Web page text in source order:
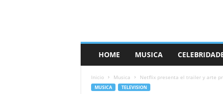
a
HOME MUSICA
Inicio Musica Netflix presenta el trailer y arte
MUSICA TELEVISION